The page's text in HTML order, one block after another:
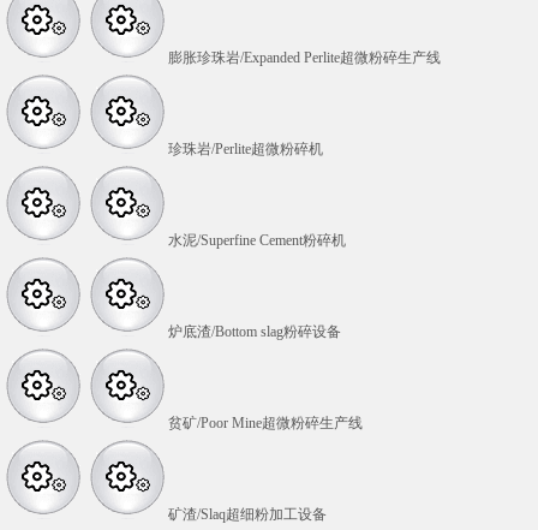
膨胀珍珠岩/Expanded Perlite超微粉碎生产线
珍珠岩/Perlite超微粉碎机
水泥/Superfine Cement粉碎机
炉底渣/Bottom slag粉碎设备
贫矿/Poor Mine超微粉碎生产线
矿渣/Slaq超细粉加工设备